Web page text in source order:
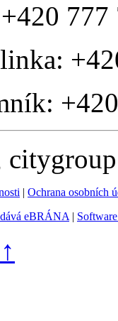
777
| Ochrana osobních
eBRÁNA |